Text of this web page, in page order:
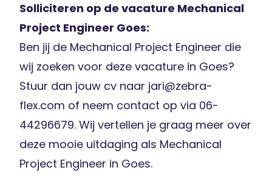
Solliciteren op de vacature Mechanical
Project Engineer Goes:
Ben jij de Mechanical Project Engineer die
wij zoeken voor deze vacature in Goes?
Stuur dan jouw cv naar jari@zebra-
flex.com of neem contact op via 06-
44296679. Wij vertellen je graag meer over
deze mooie uitdaging als Mechanical
Project Engineer in Goes.